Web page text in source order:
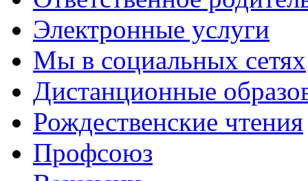
Электронные услуги
Мы в социальных сетях
Дистанционные
Рождественские чтения
Профсоюз